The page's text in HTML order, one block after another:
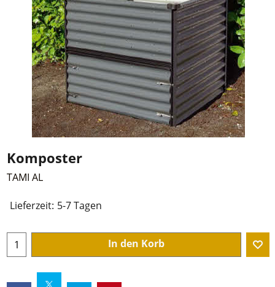
Komposter
TAMI AL
Lieferzeit: 5-7 Tagen
In den Korb